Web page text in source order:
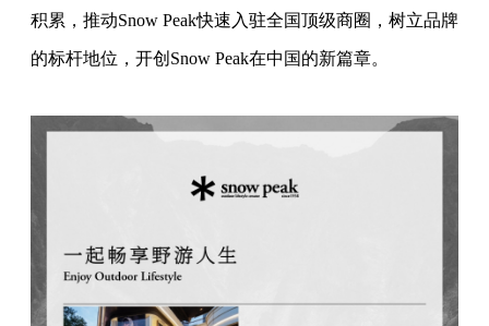
积累，推动Snow Peak快速入驻全国顶级商圈，树立品牌
的标杆地位，开创Snow Peak在中国的新篇章。